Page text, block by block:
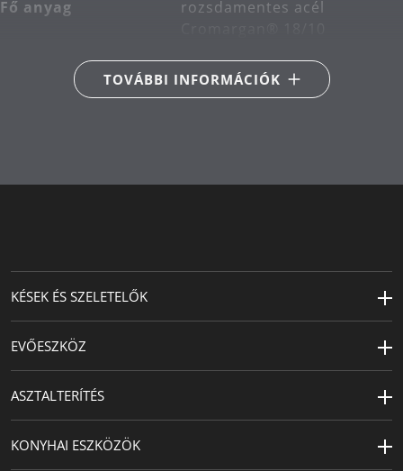
Fő anyag
rozsdamentes acél
Termékápolás
kézi mosás
TOVÁBBI INFORMÁCIÓK
KÉSEK ÉS SZELETELŐK
EVŐESZKÖZ
ASZTALTERÍTÉS
KONYHAI ESZKÖZÖK